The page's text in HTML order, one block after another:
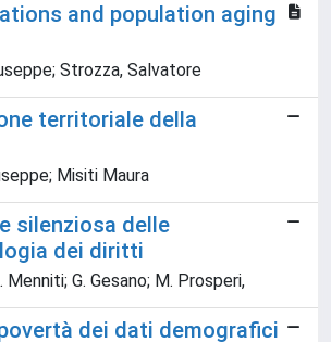
and population aging
Strozza, Salvatore
territoriale della
Misiti Maura
silenziosa delle
dei diritti
G. Gesano; M. Prosperi,
dei dati demografici